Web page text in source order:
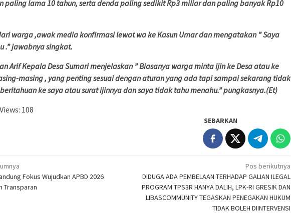
paling lama 10 tahun, serta denda paling sedikit Rp3 miliar dan paling banyak Rp10
warga ,awak media konfirmasi lewat wa ke Kasun Umar dan mengatakan ” Saya
.” jawabnya singkat.
Arif Kepala Desa Sumari menjelaskan ” Biasanya warga minta ijin ke Desa atau ke
masing , yang penting sesuai dengan aturan yang ada tapi sampai sekarang tidak
ke saya atau surat ijinnya dan saya tidak tahu menahu.” pungkasnya.(Et)
108
SEBARKAN
Fokus Wujudkan APBD 2026
Transparan
Pos berikutnya
DIDUGA ADA PEMBELAAN TERHADAP GALIAN ILEGAL
PROGRAM TPS3R HANYA DALIH, LPK-RI GRESIK DAN
LIBASCOMMUNITY TEGASKAN PENEGAKAN HUKUM
TIDAK BOLEH DIINTERVENSI